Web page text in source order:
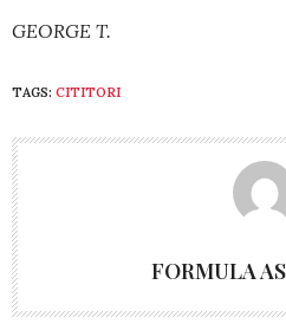
GEORGE T.
TAGS: CITITORI
FORMULA